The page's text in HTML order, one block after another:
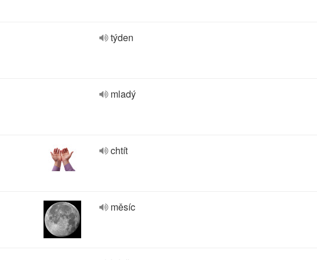
týden
mladý
chtít
měsíc